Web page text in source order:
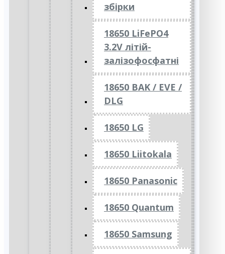
збірки
18650 LiFePO4
3.2V літій-
залізофосфатні
18650 BAK / EVE /
DLG
18650 LG
18650 Liitokala
18650 Panasonic
18650 Quantum
18650 Samsung